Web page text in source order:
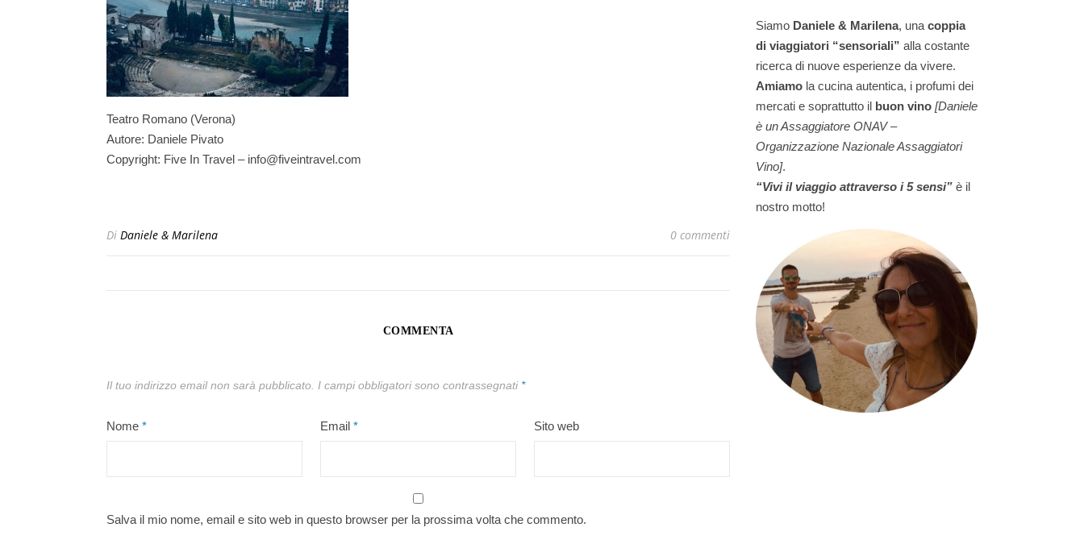
Teatro Romano (Verona)
Autore: Daniele Pivato
Copyright: Five In Travel – info@fiveintravel.com
Di Daniele & Marilena 0 commenti
COMMENTA
Il tuo indirizzo email non sarà pubblicato. I campi obbligatori sono contrassegnati *
Nome * Email * Sito web
Salva il mio nome, email e sito web in questo browser per la prossima volta che commento.
Siamo Daniele & Marilena, una coppia
di viaggiatori “sensoriali” alla costante
ricerca di nuove esperienze da vivere.
Amiamo la cucina autentica, i profumi dei
mercati e soprattutto il buon vino [Daniele
è un Assaggiatore ONAV –
Organizzazione Nazionale Assaggiatori
Vino].
“Vivi il viaggio attraverso i 5 sensi” è il
nostro motto!